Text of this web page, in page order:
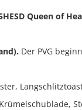
Queen of
Der PVG